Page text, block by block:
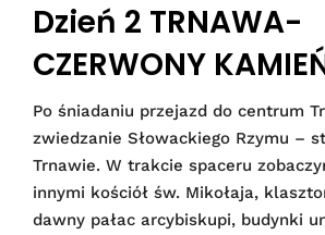
Dzień 2 TRNAWA-
CZERWONY
Po śniadaniu przejazd do centrum
zwiedzanie Słowackiego Rzymu –
Trnawie. W trakcie spaceru
innymi kościół św. Mikołaja,
dawny pałac arcybiskupi, budynki